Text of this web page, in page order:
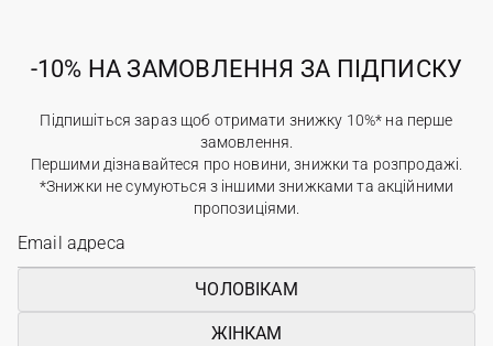
-10% НА ЗАМОВЛЕННЯ ЗА ПІДПИСКУ
Підпишіться зараз щоб отримати знижку 10%* на перше
замовлення.
Першими дізнавайтеся про новини, знижки та розпродажі.
*Знижки не сумуються з іншими знижками та акційними
пропозиціями.
ЧОЛОВІКАМ
ЖІНКАМ